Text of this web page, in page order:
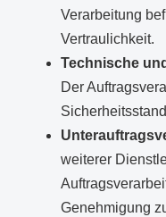
Verarbeitung
Vertraulichkeit.
Technische
Der
weiterer
Genehmigung